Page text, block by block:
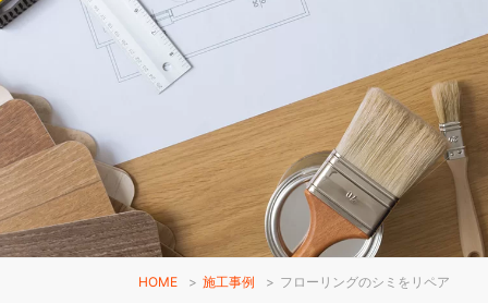
HOME > 施工事例 > フローリングのシミをリペア